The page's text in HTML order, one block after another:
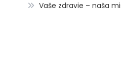
Vaše zdravie – naša